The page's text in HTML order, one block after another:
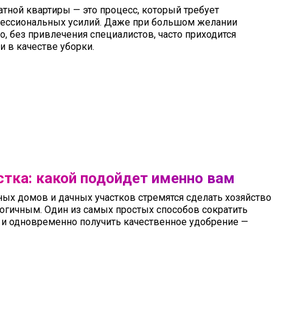
квартиры — это процесс, который требует
усилий. Даже при большом желании
без привлечения специалистов, часто приходится
в качестве уборки.
какой подойдет именно вам
домов и дачных участков стремятся сделать хозяйство
Один из самых простых способов сократить
одновременно получить качественное удобрение —